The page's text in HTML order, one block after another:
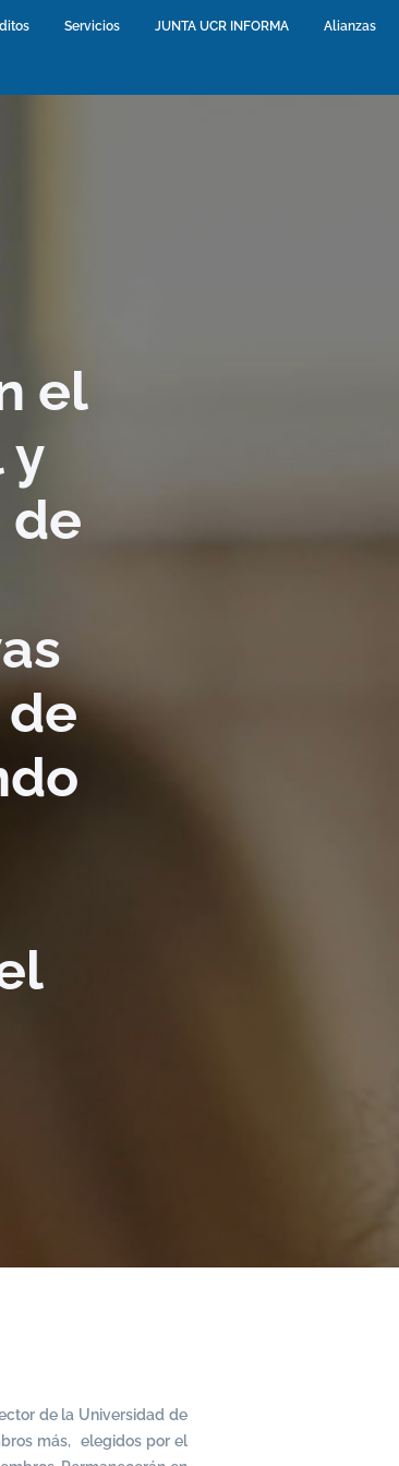
(current)Servicios(current)JUNTA UCR INFORMA(current)Alianzas
el
y
de
de la Universidad de
más, elegidos por el